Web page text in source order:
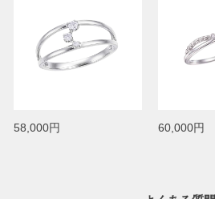
58,000円 60,000円